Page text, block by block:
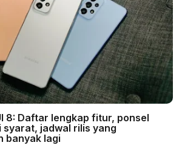
8: Daftar lengkap fitur, ponsel
syarat, jadwal rilis yang
banyak lagi